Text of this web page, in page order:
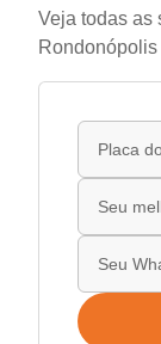
Veja todas as